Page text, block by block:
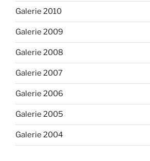
Galerie 2010
Galerie 2009
Galerie 2008
Galerie 2007
Galerie 2006
Galerie 2005
Galerie 2004